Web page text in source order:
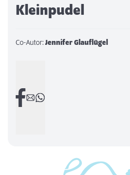
Kleinpudel
Co-Autor:Jennifer Glauflügel